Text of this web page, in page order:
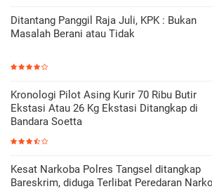
Ditantang Panggil Raja Juli, KPK : Bukan
Masalah Berani atau Tidak
Kronologi Pilot Asing Kurir 70 Ribu Butir
Ekstasi Atau 26 Kg Ekstasi Ditangkap di
Bandara Soetta
Kesat Narkoba Polres Tangsel ditangkap
Bareskrim, diduga Terlibat Peredaran